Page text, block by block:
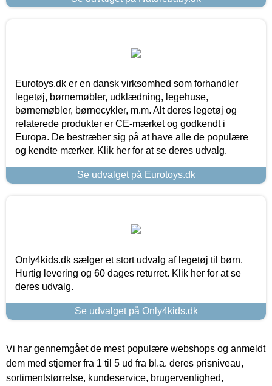
Eurotoys.dk er en dansk virksomhed som forhandler
legetøj, børnemøbler, udklædning, legehuse,
børnemøbler, børnecykler, m.m. Alt deres legetøj og
relaterede produkter er CE-mærket og godkendt i
Europa. De bestræber sig på at have alle de populære
og kendte mærker. Klik her for at se deres udvalg.
Se udvalget på Eurotoys.dk
Only4kids.dk sælger et stort udvalg af legetøj til børn.
Hurtig levering og 60 dages returret. Klik her for at se
deres udvalg.
Se udvalget på Only4kids.dk
Vi har gennemgået de mest populære webshops og anmeldt
dem med stjerner fra 1 til 5 ud fra bl.a. deres prisniveau,
sortimentstørrelse, kundeservice, brugervenlighed,